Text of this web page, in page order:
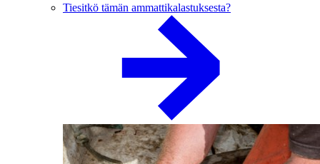
Tiesitkö tämän ammattikalastuksesta?